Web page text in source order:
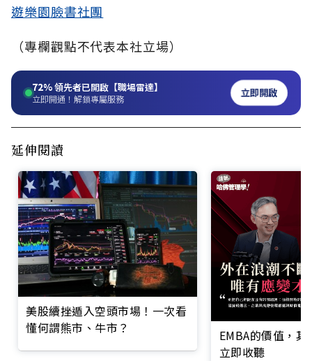
遊樂園臉書社團
（專欄觀點不代表本社立場）
72%領先者已開啟【職場雷達】
立即開通！解鎖專屬服務 立即開啟
延伸閱讀
美股續挫遁入空頭市場！一次看
懂何謂熊市、牛市？
EMBA的價值，
立即收聽